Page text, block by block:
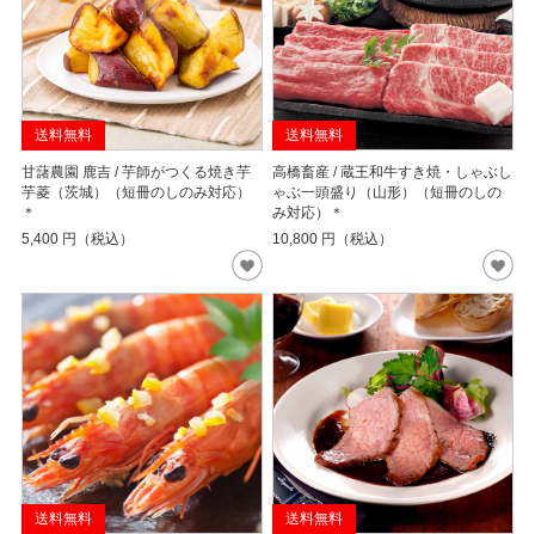
送料無料
甘藷農園 鹿吉 / 芋師がつくる焼き芋
芋菱（茨城）（短冊のしのみ対応）
＊
5,400 円（税込）
送料無料
高橋畜産 / 蔵王和牛すき焼・しゃぶし
ゃぶ一頭盛り（山形）（短冊のしの
み対応）＊
10,800 円（税込）
送料無料 送料無料